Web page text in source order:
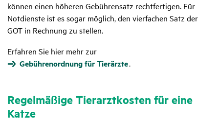
können einen höheren Gebührensatz rechtfertigen. Für
Notdienste ist es sogar möglich, den vierfachen Satz der
GOT in Rechnung zu stellen.
Erfahren Sie hier mehr zur
Gebührenordnung für Tierärzte.
Regel­mä­ßige Tier­arzt­kosten für eine
Katze